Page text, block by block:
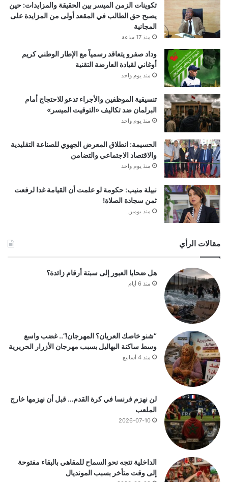
تكوينات الزمن الميسر بين الحقيقة والمزايدات: حين
يصبح حق الطالب في المقعد أولى من المزايدة على
المجانية
منذ 17 ساعة
وداد صفرو يتعاقد رسمياً مع الإطار الوطني كريم
أوغاني لقيادة العارضة التقنية
منذ يوم واحد
تنسيقية الموظفين والأجراء تدعو للاحتجاج أمام
البرلمان ضد تكاليف «التوقيت الميسر»
منذ يوم واحد
الحسيمة: انطلاق المعرض الجهوي للصناعة التقليدية
والاقتصاد الاجتماعي والتضامن
منذ يوم واحد
نبيلة منيب: حكومة لو علمت أن القيامة غدا لرفعت
ثمن سجادة الصلاة!
منذ يومين
مقالات الرأي
هل ضحايا العبور إلى سبتة أرقام زائدة؟
منذ 6 أيام
“شنو خاصك العريان؟ المهرجان!”.. غضب واسع
وسط ساكنة البهاليل بسبب مهرجان الأزرار الحريرية
منذ 4 أسابيع
لن نهزم فرنسا في كرة القدم… قبل أن نهزمها خارج
الملعب
2026-07-10
الداخلية تتجه نحو السماح للمقاهي بالبقاء مفتوحة
إلى وقت متأخر بسبب المونديال